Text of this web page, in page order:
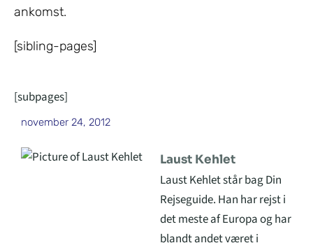
ankomst.
[sibling-pages]
[subpages]
november 24, 2012
Laust Kehlet
Laust Kehlet står bag Din
Rejseguide. Han har rejst i
det meste af Europa og har
blandt andet været i